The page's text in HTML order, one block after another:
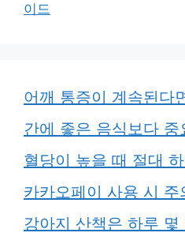
이드
어깨 통증이 계속된다
간에 좋은 음식보다
혈당이 높을 때 절대
카카오페이 사용 시 주
강아지 산책은 하루 몇